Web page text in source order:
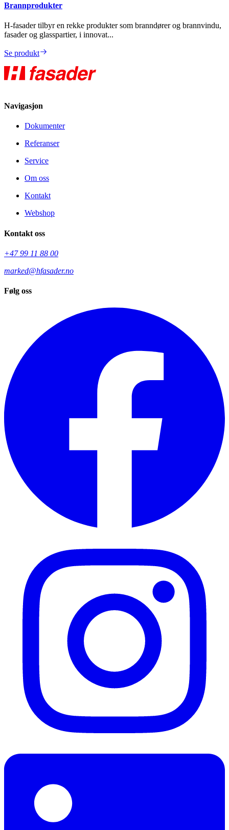
Brannprodukter
H-fasader tilbyr en rekke produkter som branndører og brannvindu,
fasader og glasspartier, i innovat...
Se produkt
Navigasjon
Dokumenter
Referanser
Service
Om oss
Kontakt
Webshop
Kontakt oss
+47 99 11 88 00
marked@hfasader.no
Følg oss